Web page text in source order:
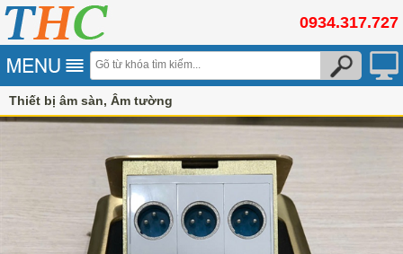
0934.317.727
Thiết bị âm sàn, Âm tường
Bộ ổ cắm điện âm sàn sinoamigo